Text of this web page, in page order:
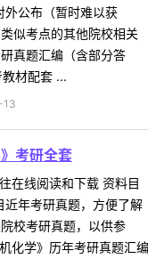
外公布（暂时难以获
似考点的其他院校相关
真题汇编（含部分答
材配套 ...
13
考研全套
在线阅读和下载 资料目
近年考研真题，方便了解
校考研真题，以供参
化学》历年考研真题汇编